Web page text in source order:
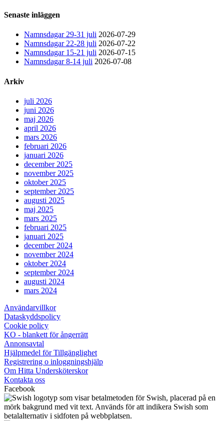
Senaste inläggen
Namnsdagar 29-31 juli 2026-07-29
Namnsdagar 22-28 juli 2026-07-22
Namnsdagar 15-21 juli 2026-07-15
Namnsdagar 8-14 juli 2026-07-08
Arkiv
juli 2026
juni 2026
maj 2026
april 2026
mars 2026
februari 2026
januari 2026
december 2025
november 2025
oktober 2025
september 2025
augusti 2025
maj 2025
mars 2025
februari 2025
januari 2025
december 2024
november 2024
oktober 2024
september 2024
augusti 2024
mars 2024
Användarvillkor
Dataskyddspolicy
Cookie policy
KO - blankett för ångerrätt
Annonsavtal
Hjälpmedel för Tillgänglighet
Registrering o inloggningshjälp
Om Hitta Undersköterskor
Kontakta oss
Facebook